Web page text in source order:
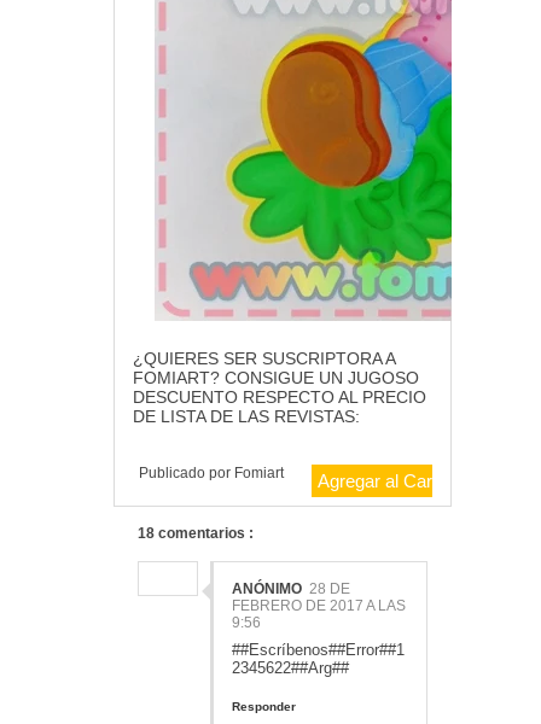
¿QUIERES SER SUSCRIPTORA A
FOMIART? CONSIGUE UN JUGOSO
DESCUENTO RESPECTO AL PRECIO
DE LISTA DE LAS REVISTAS:
Publicado por Fomiart
18 comentarios :
ANÓNIMO 28 DE
FEBRERO DE 2017 A LAS
9:56
##Escríbenos##Error##1
2345622##Arg##
Responder